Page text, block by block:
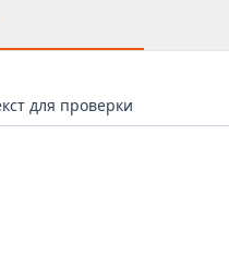
для проверки